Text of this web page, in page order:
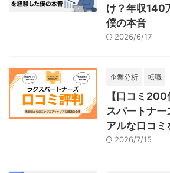
け？年収140
僕の本音
2026/6/17
企業分析 転職
【口コミ
スパートナー
アルな口コミ
2026/7/15